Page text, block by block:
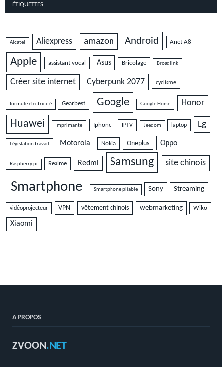
ÉTIQUETTES
Alcatel Aliexpress amazon Android Anet A8
Apple assistant vocal Asus Bricolage Broadlink
Créer site internet Cyberpunk 2077 cyclisme
formule électricité Gearbest Google Google Home Honor
Huawei imprimante Iphone IPTV Jeedom laptop Lg
Législation travail Motorola Nokia Oneplus Oppo
Raspberry pi Realme Redmi Samsung site chinois
Smartphone Smartphone pliable Sony Streaming
vidéoprojecteur VPN vêtement chinois webmarketing Wiko
Xiaomi
A PROPOS
ZVOON.NET